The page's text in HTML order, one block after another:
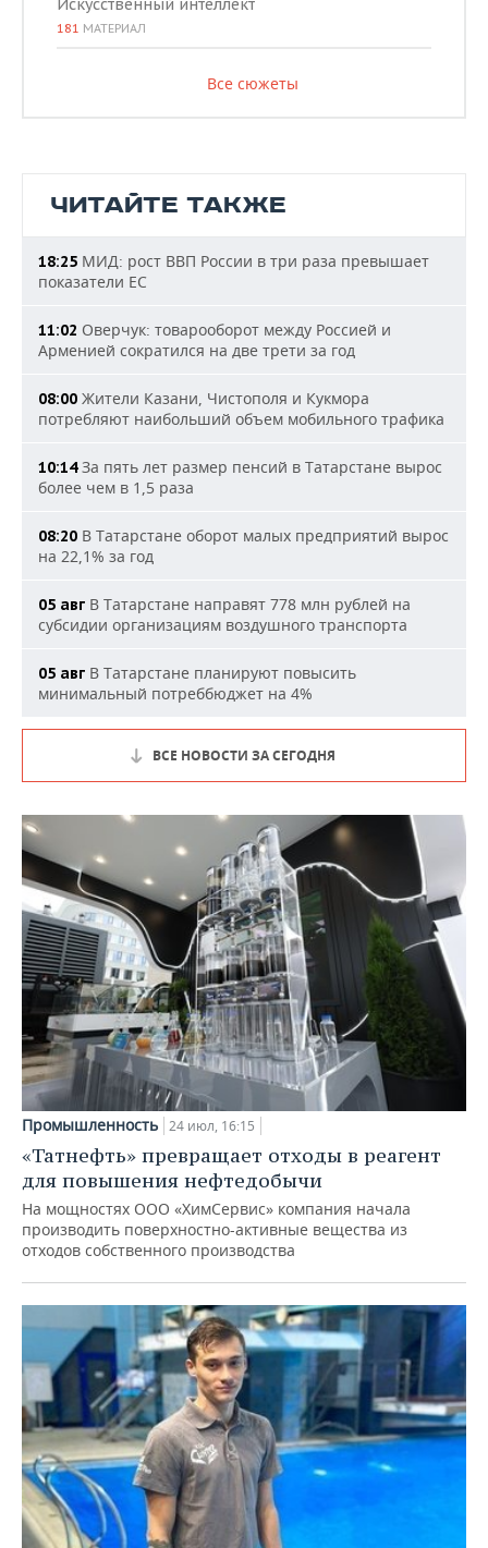
Искусственный интеллект
181 МАТЕРИАЛ
Все сюжеты
ЧИТАЙТЕ ТАКЖЕ
18:25 МИД: рост ВВП России в три раза превышает
показатели ЕС
11:02 Оверчук: товарооборот между Россией и
Арменией сократился на две трети за год
08:00 Жители Казани, Чистополя и Кукмора
потребляют наибольший объем мобильного трафика
10:14За пять лет размер пенсий в Татарстане вырос
более чем в 1,5 раза
08:20 В Татарстане оборот малых предприятий вырос
на 22,1% за год
05 авг В Татарстане направят 778 млн рублей на
субсидии организациям воздушного транспорта
05 авг В Татарстане планируют повысить
минимальный потреббюджет на 4%
ВСЕ НОВОСТИ ЗА СЕГОДНЯ
Промышленность 24 июл, 16:15
«Татнефть» превращает отходы в реагент
для повышения нефтедобычи
На мощностях ООО «ХимСервис» компания начала
производить поверхностно-активные вещества из
отходов собственного производства